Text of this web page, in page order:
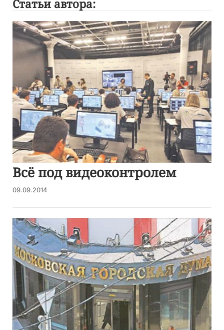
Статьи автора:
Всё под видеоконтролем
09.09.2014